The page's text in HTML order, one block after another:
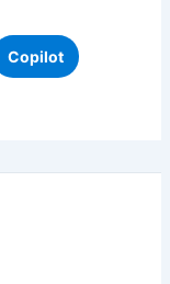
Copilot